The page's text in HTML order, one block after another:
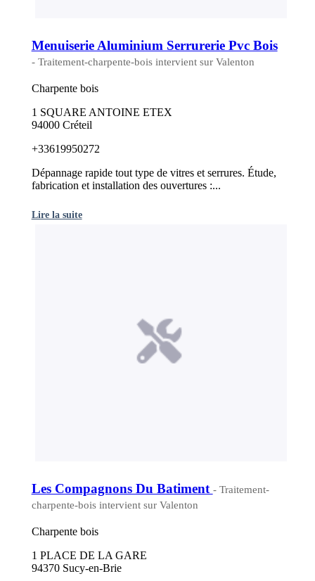
Menuiserie Aluminium Serrurerie Pvc Bois
- Traitement-charpente-bois intervient sur Valenton
Charpente bois
1 SQUARE ANTOINE ETEX
94000 Créteil
+33619950272
Dépannage rapide tout type de vitres et serrures. Étude,
fabrication et installation des ouvertures :...
Lire la suite
Les Compagnons Du Batiment - Traitement-
charpente-bois intervient sur Valenton
Charpente bois
1 PLACE DE LA GARE
94370 Sucy-en-Brie